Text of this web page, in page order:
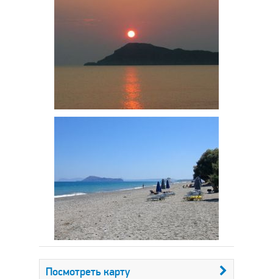
Посмотреть карту